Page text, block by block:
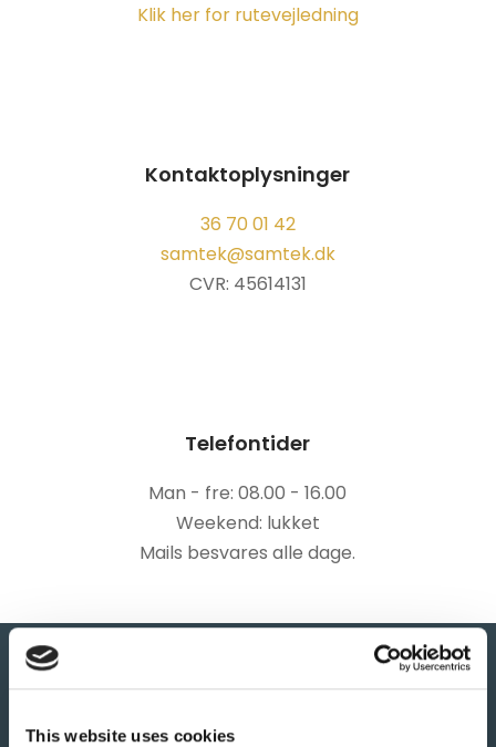
This website uses cookies
Klik her for rutevejledning
Kontaktoplysninger
36 70 01 42
samtek@samtek.dk
CVR: 45614131​
Telefontider
Man - fre: 08.00 - 16.00
Weekend: lukket
Mails besvares alle dage.​
Kontakt os i dag